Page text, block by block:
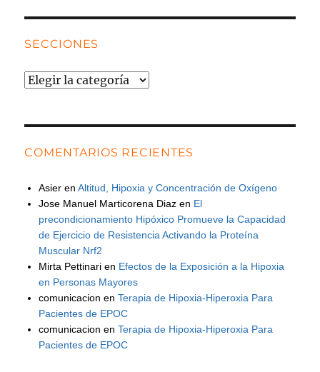
SECCIONES
Secciones
COMENTARIOS RECIENTES
Asier enAltitud, Hipoxia y Concentración de Oxígeno
Jose Manuel Marticorena Diaz en El
precondicionamiento Hipóxico Promueve la Capacidad
de Ejercicio de Resistencia Activando la Proteína
Muscular Nrf2
Mirta Pettinari en Efectos de la Exposición a la Hipoxia
en Personas Mayores
comunicacion enTerapia de Hipoxia-Hiperoxia Para
Pacientes de EPOC
comunicacion enTerapia de Hipoxia-Hiperoxia Para
Pacientes de EPOC